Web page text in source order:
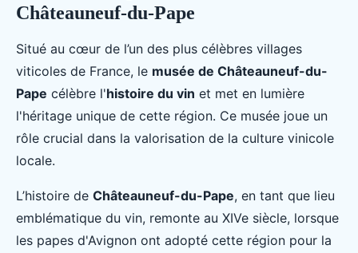
Châteauneuf-du-Pape
Situé au cœur de l’un des plus célèbres villages
viticoles de France, le musée de Châteauneuf-du-
Pape célèbre l'histoire du vin et met en lumière
l'héritage unique de cette région. Ce musée joue un
rôle crucial dans la valorisation de la culture vinicole
locale.
L’histoire de Châteauneuf-du-Pape, en tant que lieu
emblématique du vin, remonte au XIVe siècle, lorsque
les papes d'Avignon ont adopté cette région pour la